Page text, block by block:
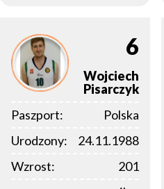
6
Wojciech
Pisarczyk
Paszport:
Polska
Urodzony:
24.11.1988
Wzrost:
201